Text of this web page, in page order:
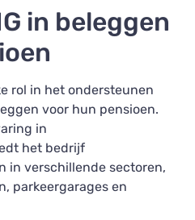
in beleggen
rol in het ondersteunen
voor hun pensioen.
in
het bedrijf
in verschillende sectoren,
parkeergarages en